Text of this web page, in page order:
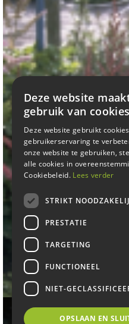
Astilbe
Deze website
gebruik van
Deze website gebruikt
gebruikerservaring te
onze website te gebruiken,
alle cookies in
Cookiebeleid. Lees verder
STRIKT
PRESTATIE
TARGETING
FUNCTIONEEL
NIET-
OPSLAAN EN